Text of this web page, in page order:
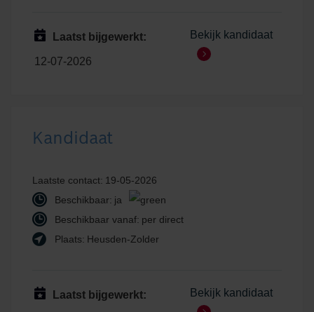
Laatst bijgewerkt:
12-07-2026
Bekijk kandidaat
Kandidaat
Laatste contact: 19-05-2026
Beschikbaar: ja
Beschikbaar vanaf: per direct
Plaats: Heusden-Zolder
Laatst bijgewerkt: Bekijk kandidaat